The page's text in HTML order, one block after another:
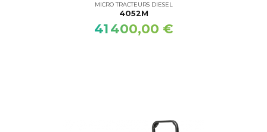
MICRO TRACTEURS DIESEL
4052M
41 400,00 €